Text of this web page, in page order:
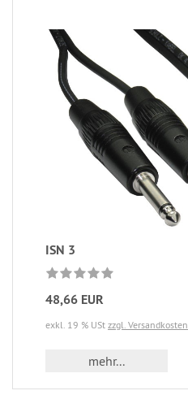
ISN 3
48,66 EUR
exkl. 19 % USt zzgl. Versandkosten
mehr...